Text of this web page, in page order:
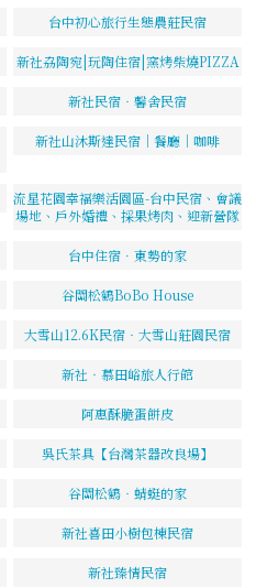
台中初心旅行生態農莊民宿
新社劦陶宛|玩陶住宿|窯烤柴燒PIZZA
新社民宿‧馨舍民宿
新社山沐斯達民宿｜餐廳｜咖啡
流星花園幸福樂活園區-台中民宿、會議
場地、戶外婚禮、採果烤肉、迎新營隊
台中住宿．東勢的家
谷關松鶴BoBo House
大雪山12.6K民宿‧大雪山莊園民宿
新社‧慕田峪旅人行館
阿惠酥脆蛋餅皮
吳氏茶具【台灣茶器改良場】
谷關松鶴‧蜻蜓的家
新社喜田小樹包棟民宿
新社臻情民宿